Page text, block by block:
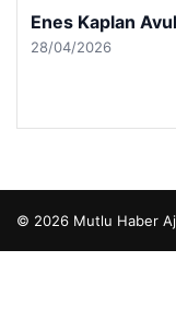
Enes Kaplan
28/04/2026
© 2026 Mutlu Haber